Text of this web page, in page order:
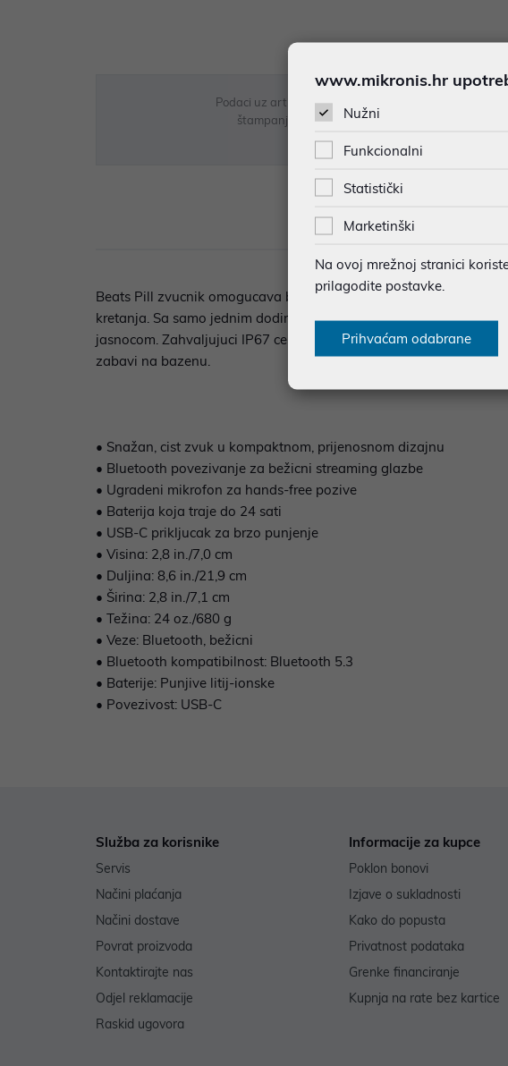
Podaci uz artikle su prezentirani u dobroj namjeri.
štampanja te promjene u dostupnosti i cijene.
Opis
Beats Pill zvucnik omogucava bežicno povezivanje s vašim
kretanja. Sa samo jednim dodirom, uparivanje je brzo i
jasnocom. Zahvaljujuci IP67 certifikatu, zvucnik je otporan na
zabavi na bazenu.
• Snažan, cist zvuk u kompaktnom, prijenosnom dizajnu
• Bluetooth povezivanje za bežicni streaming glazbe
• Ugradeni mikrofon za hands-free pozive
• Baterija koja traje do 24 sati
• USB-C prikljucak za brzo punjenje
• Visina: 2,8 in./7,0 cm
• Duljina: 8,6 in./21,9 cm
• Širina: 2,8 in./7,1 cm
• Težina: 24 oz./680 g
• Veze: Bluetooth, bežicni
• Bluetooth kompatibilnost: Bluetooth 5.3
• Baterije: Punjive litij-ionske
• Povezivost: USB-C
Služba za korisnike
Servis
Načini plaćanja
Načini dostave
Povrat proizvoda
Kontaktirajte nas
Odjel reklamacije
Raskid ugovora
Informacije za kupce
Poklon bonovi
Izjave o sukladnosti
Kako do popusta
Privatnost podataka
Grenke financiranje
Kupnja na rate bez kartice
www.mikronis.hr
Nužni
Funkcionalni
Statistički
Marketinški
Na ovoj mrežnoj stranici
prilagodite postavke.
Prihvaćam odabrane